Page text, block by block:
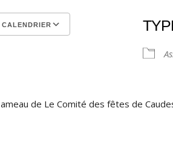
Calendrier Google
de Le Comité des fêtes de